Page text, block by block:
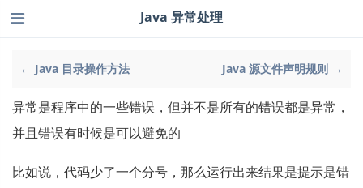
← Java 目录操作方法 Java 源文件声明规则 →
Java 异常处理
异常是程序中的一些错误，但并不是所有的错误都是异常，
并且错误有时候是可以避免的
比如说，代码少了一个分号，那么运行出来结果是提示是错